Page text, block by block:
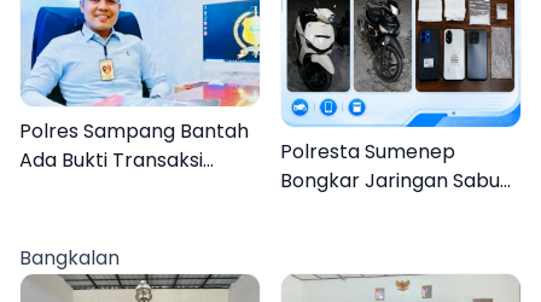
Polres Sampang Bantah
Ada Bukti Transaksi
Polresta Sumenep
Bongkar Jaringan Sabu
Bangkalan